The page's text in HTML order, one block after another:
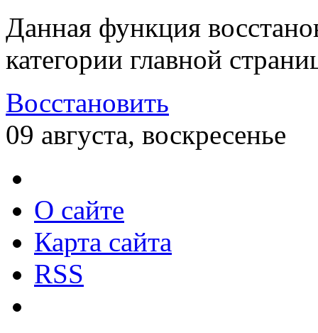
Данная функция
категории главной
Восстановить
09 августа, воскресенье
О сайте
Карта сайта
RSS